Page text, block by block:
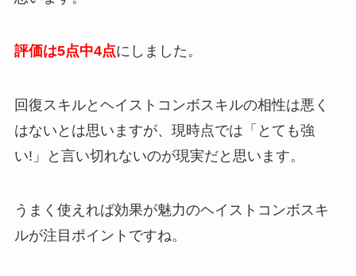
評価は5点中4点にしました。
回復スキルとヘイストコンボスキルの相性は悪く
はないとは思いますが、現時点では「とても強
い!」と言い切れないのが現実だと思います。
うまく使えれば効果が魅力のヘイストコンボスキ
ルが注目ポイントですね。